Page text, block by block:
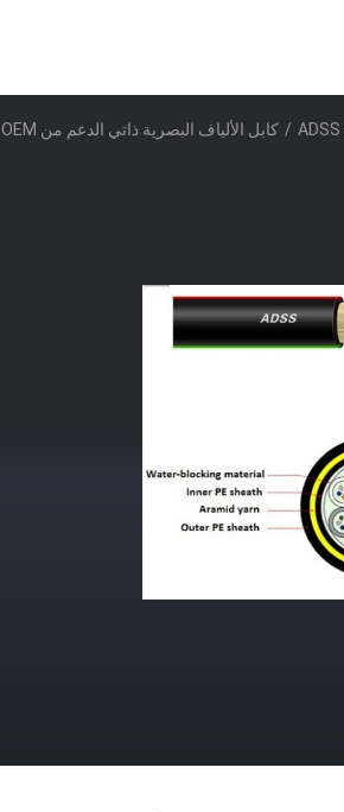
/ كابل الألياف البصرية ذاتي الدعم من OEM يمتد تصميم غزل الأراميد المرن عاليًا إلى 150 مترًا من مزايا كابل الألياف البصرية